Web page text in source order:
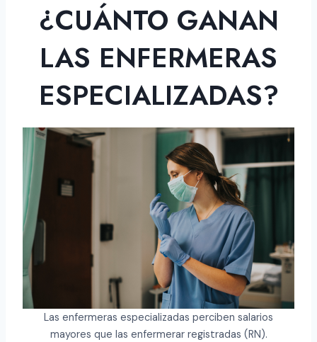
¿CUÁNTO GANAN
LAS ENFERMERAS
ESPECIALIZADAS?
Las enfermeras especializadas perciben salarios
mayores que las enfermerar registradas (RN).